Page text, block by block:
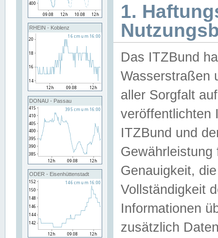
RHEIN - Koblenz
DONAU - Passau
ODER - Eisenhüttenstadt
1.
Das ITZBund
Wasserstraßen
aller Sorgfalt
veröffentlichten
ITZBund und
Genauigkeit,
Vollständigkeit
Informationen
zusätzlich